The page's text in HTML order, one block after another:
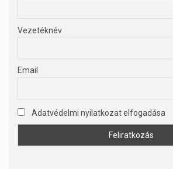
Vezetéknév
Email
Adatvédelmi nyilatkozat elfogadása